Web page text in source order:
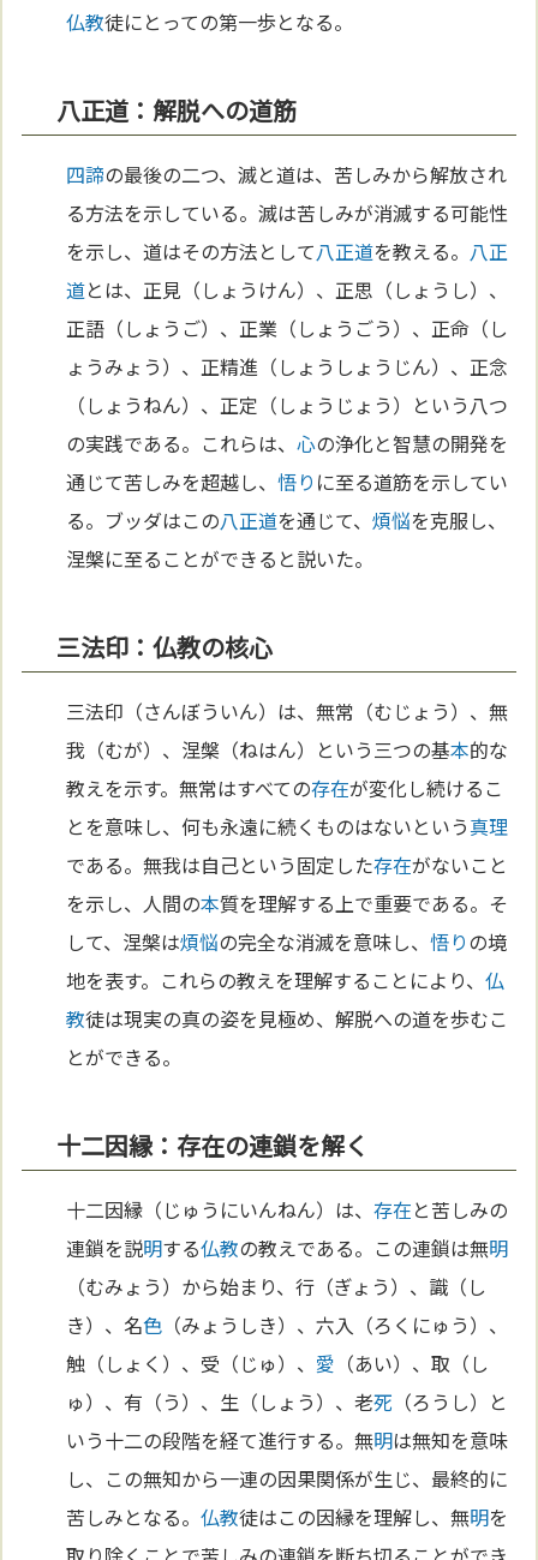
仏教徒にとっての第一歩となる。
八正道：解脱への道筋
四諦の最後の二つ、滅と道は、苦しみから解放され
る方法を示している。滅は苦しみが消滅する可能性
を示し、道はその方法として八正道を教える。 八正
道とは、正見（しょうけん）、正思（しょうし）、
正語（しょうご）、正業（しょうごう）、正命（し
ょうみょう）、正精進（しょうしょうじん）、正念
（しょうねん）、正定（しょうじょう）という八つ
の実践である。これらは、心の浄化と智慧の開発を
通じて苦しみを超越し、悟り に至る道筋を示してい
る。ブッダはこの八正道を通じて、煩悩を克服し、
涅槃に至ることができると説いた。
三法印：仏教の核心
三法印（さんぼういん）は、無常（むじょう）、無
我（むが）、涅槃（ねはん）という三つの基本的な
教えを示す。無常はすべての存在が変化し続けるこ
とを意味し、何も永遠に続くものはないという真理
である。無我は自己という固定した存在がないこと
を示し、人間の本質を理解する上で重要である。そ
して、涅槃は煩悩の完全な消滅を意味し、悟りの境
地を表す。これらの教えを理解することにより、仏
教徒は現実の真の姿を見極め、解脱への道を歩むこ
とができる。
十二因縁：存在の連鎖を解く
十二因縁（じゅうにいんねん）は、存在と苦しみの
連鎖を説明する仏教の教えである。この連鎖は無明
（むみょう）から始まり、行（ぎょう）、識（し
き）、名色 （みょうしき）、六入（ろくにゅう）、
触（しょく）、受（じゅ）、 愛 （あい）、取（し
ゅ）、有（う）、生（しょう）、老死 （ろうし）と
いう十二の段階を経て進行する。無明は無知を意味
し、この無知から一連の因果関係が生じ、最終的に
苦しみとなる。仏教徒はこの因縁を理解し、無明を